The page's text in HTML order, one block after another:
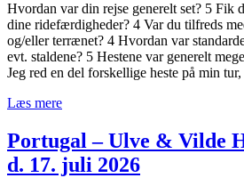
Hvordan var din rejse generelt set? 5 Fik
dine ridefærdigheder? 4 Var du tilfreds
og/eller terrænet? 4 Hvordan var
evt. staldene? 5 Hestene var generelt
Jeg red en del forskellige heste på min
Læs mere
Portugal – Ulve & Vilde
d. 17. juli 2026